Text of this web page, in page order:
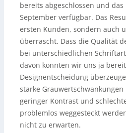
bereits abgeschlossen und
September verfügbar. Das
ersten Kunden, sondern auch
überrascht. Dass die Qualität
bei unterschiedlichen
davon konnten wir uns ja
Designentscheidung
starke
geringer Kontrast und
problemlos weggesteckt
nicht zu erwarten.